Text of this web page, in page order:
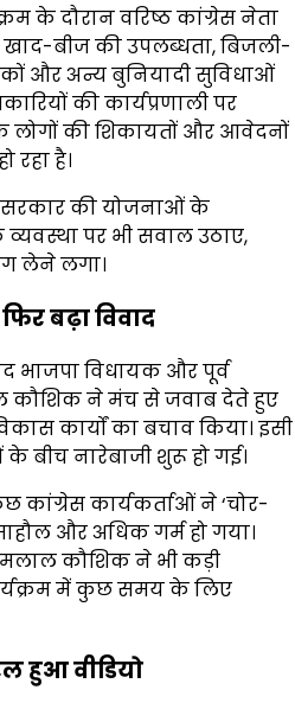
के दौरान वरिष्ठ कांग्रेस नेता
खाद-बीज की उपलब्धता, बिजली-
और अन्य बुनियादी सुविधाओं
की कार्यप्रणाली पर
की शिकायतों और आवेदनों
रहा है।
सरकार की योजनाओं के
पर भी सवाल उठाए,
लेने लगा।
बढ़ा विवाद
भाजपा विधायक और पूर्व
कौशिक ने मंच से जवाब देते हुए
कार्यों का बचाव किया। इसी
के बीच नारेबाजी शुरू हो गई।
कांग्रेस कार्यकर्ताओं ने ‘चोर-
और अधिक गर्म हो गया।
कौशिक ने भी कड़ी
में कुछ समय के लिए
हुआ वीडियो